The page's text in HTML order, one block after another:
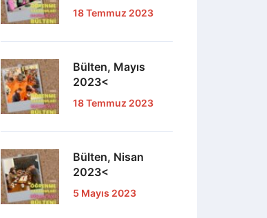
18 Temmuz 2023
Bülten, Mayıs
2023<
18 Temmuz 2023
Bülten, Nisan
2023<
5 Mayıs 2023